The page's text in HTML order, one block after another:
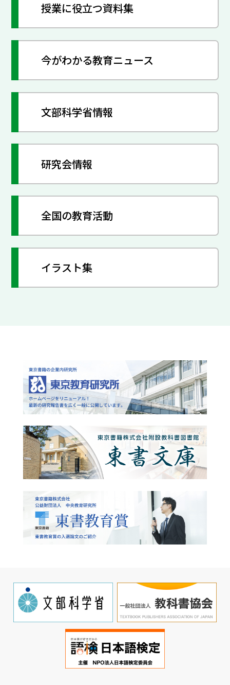
授業に役立つ資料集
今がわかる教育ニュース
文部科学省情報
研究会情報
全国の教育活動
イラスト集